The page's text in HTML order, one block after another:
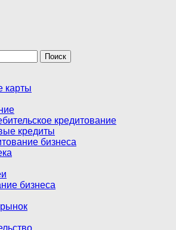
карты
кредитование
кредиты
бизнеса
бизнеса